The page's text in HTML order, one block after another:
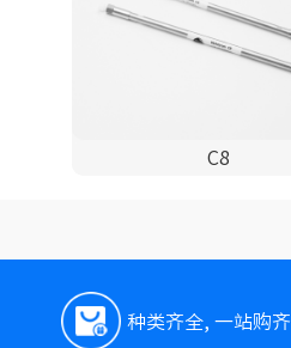
C8
种类齐全, 一站购齐